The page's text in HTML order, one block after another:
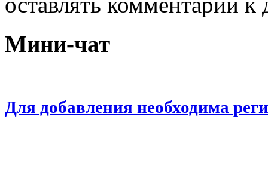
Мини-чат
Для добавления необходима